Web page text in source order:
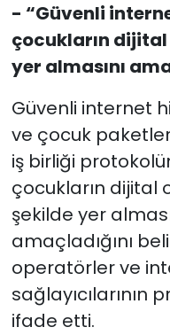
- “Güvenli
çocukların
yer almasını
Güvenli internet
ve çocuk
iş birliği
çocukların
şekilde yer
amaçladığını
operatörler ve
sağlayıcılarının
ifade etti.